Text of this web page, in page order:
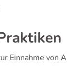
Einnahme von